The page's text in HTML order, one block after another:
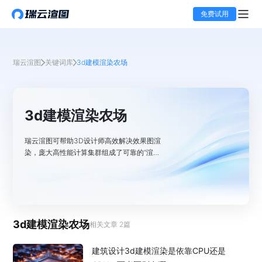
免费试用
瑞云渲图 关键词库 3d建模渲染农场
3d建模渲染农场
瑞云渲图可帮助3D设计师高效解决效果图渲
染，庞大高性能计算集群组成了可靠的“渲染
3d建模渲染农场相关文章 2篇
建筑设计3d建模渲染是依靠CPU还是